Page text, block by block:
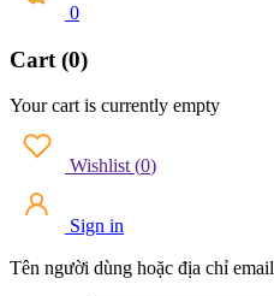
0
Cart (0)
Your cart is currently empty
Wishlist (0)
Sign in
Tên người dùng hoặc địa chỉ email